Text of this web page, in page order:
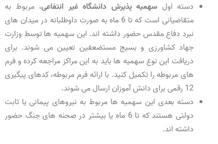
دسته اول سهمیه پذیرش دانشگاه غیر انتفاعی، مربوط به
متقاضیانی است که تا 6 ماه به صورت داوطلبانه در میدان های
نبرد دفاع مقدس حضور داشته اند. این سهمیه ها توسط وزارت
جهاد کشاورزی و بسیج مستضعفین تعیین می شوند. برای
دریافت این نوع سهمیه ها باید به این مراکز مراجعه کرده و فرم
های مربوطه را تکمیل کنید. با ارائه فرم مربوطه، کدهای پیگیری
12 رقمی برای دانش آموزان ارسال می شوند.
دسته بعدی این سهمیه ها مربوط به نیروهای پیمانی یا ثابت
دولتی هستند که تا 6 ماه یا بیشتر در صحنه های جنگ حضور
داشته اند.